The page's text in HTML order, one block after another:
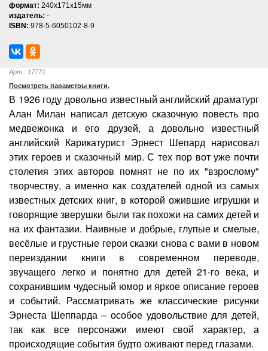
формат: 240x171x15мм
издатель: -
ISBN: 978-5-6050102-8-9
Арт.: 17771
Посмотреть параметры книги.
В 1926 году довольно известный английский драматург
Алан Милан написал детскую сказочную повесть про
медвежонка и его друзей, а довольно известный
английский Карикатурист Эрнест Шепард нарисовал
этих героев и сказочный мир. С тех пор вот уже почти
столетия этих авторов помнят не по их "взрослому"
творчеству, а именно как создателей одной из самых
известных детских книг, в которой ожившие игрушки и
говорящие зверушки были так похожи на самих детей и
на их фантазии. Наивные и добрые, глупые и смелые,
весёлые и грустные герои сказки снова с вами в новом
переиздании книги в современном переводе,
звучащего легко и понятно для детей 21-го века, и
сохранившим чудесный юмор и яркое описание героев
и событий. Рассматривать же классические рисунки
Эрнеста Шеппарда – особое удовольствие для детей,
так как все персонажи имеют свой характер, а
происходящие события будто оживают перед глазами.